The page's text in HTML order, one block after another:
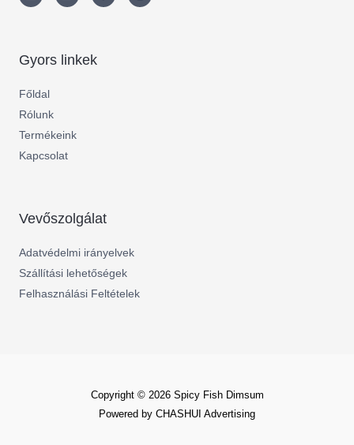
Gyors linkek
Főldal
Rólunk
Termékeink
Kapcsolat
Vevőszolgálat
Adatvédelmi irányelvek
Szállítási lehetőségek
Felhasználási Feltételek
Copyright © 2026 Spicy Fish Dimsum
Powered by CHASHUI Advertising